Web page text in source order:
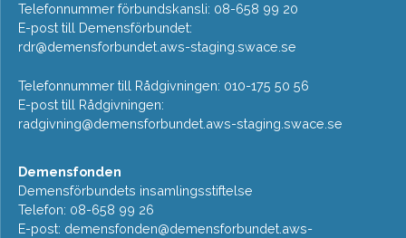
Telefonnummer förbundskansli: 08-658 99 20
E-post till Demensförbundet:
rdr@demensforbundet.aws-staging.swace.se
Telefonnummer till Rådgivningen: 010-175 50 56
E-post till Rådgivningen:
radgivning@demensforbundet.aws-staging.swace.se
Demensfonden
Demensförbundets insamlingsstiftelse
Telefon: 08-658 99 26
E-post: demensfonden@demensforbundet.aws-